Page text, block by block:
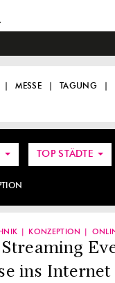
MESSE TAGUNG
KONZEPTION
ins
TOP STÄDTE